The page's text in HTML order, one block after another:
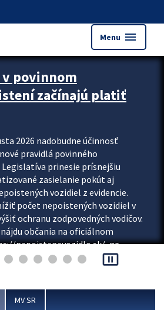
Menu menu
povinnom
začínajú platiť
2026 nadobudne účinnosť
pravidlá povinného
prinesie prísnejšiu
zasielanie pokút aj
vozidiel z evidencie.
počet nepoistených vozidiel v
ochranu zodpovedných vodičov.
občania na oficiálnom
nepoistenevozidlo.sk/, na
aj možnosť overiť si...
pause_presentation
MV SR